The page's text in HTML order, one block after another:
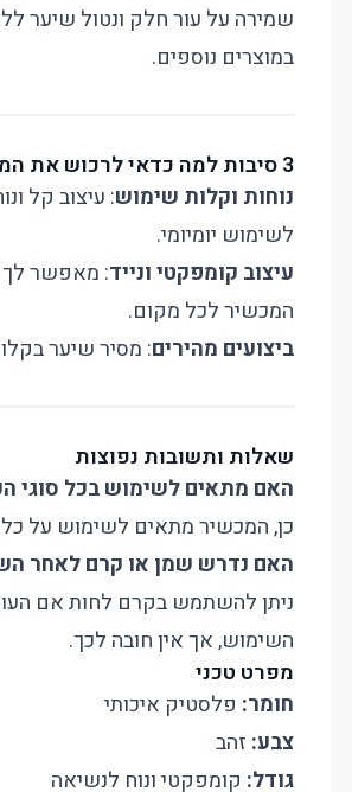
שמירה על עור חלק ונטול שיער
במוצרים נוספים.
3 סיבות למה כדאי לרכוש את המוצר
נוחות וקלות שימוש: עיצוב קל
לשימוש יומיומי.
עיצוב קומפקטי ונייד: מאפשר
המכשיר לכל מקום.
ביצועים מהירים: מסיר שיער
שאלות ותשובות נפוצות
האם מתאים לשימוש בכל סוגי
כן, המכשיר מתאים לשימוש על כל
האם נדרש שמן או קרם לאחר
ניתן להשתמש בקרם לחות אם
השימוש, אך אין חובה לכך.
מפרט טכני
חומר: פלסטיק איכותי
צבע: זהב
גודל: קומפקטי ונוח לנשיאה